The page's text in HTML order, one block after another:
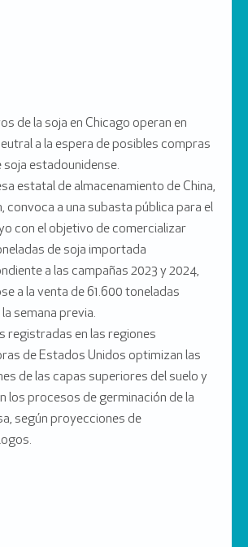
de la soja en Chicago operan en
a la espera de posibles compras
soja estadounidense.
estatal de almacenamiento de China,
convoca a una subasta pública para el
con el objetivo de comercializar
de soja importada
a las campañas 2023 y 2024,
a la venta de 61.600 toneladas
semana previa.
registradas en las regiones
de Estados Unidos optimizan las
de las capas superiores del suelo y
los procesos de germinación de la
según proyecciones de